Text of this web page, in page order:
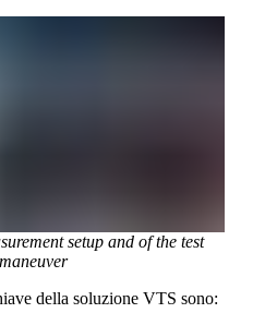
setup and of the test
maneuver
della soluzione VTS sono: